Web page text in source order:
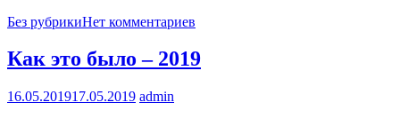
Без рубрикиНет комментариев
Как это было – 2019
16.05.201917.05.2019 admin